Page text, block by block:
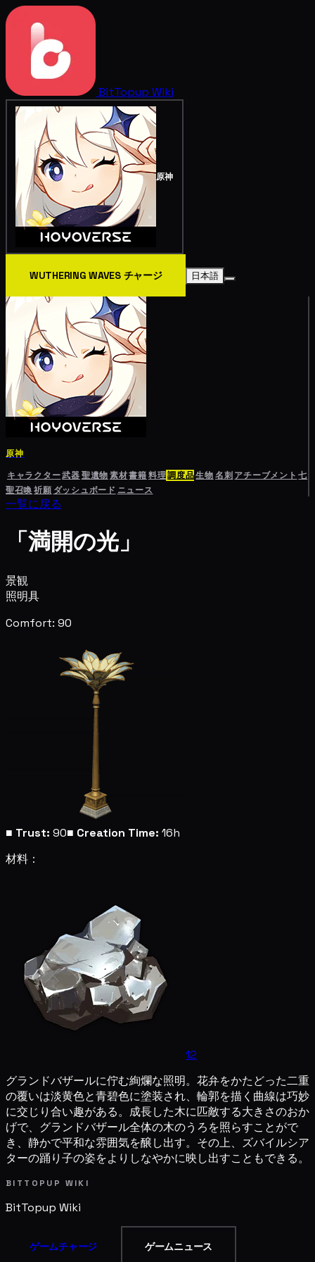
BitTopup Wiki
原神
WUTHERING WAVES チャージ 日本語
原神
キャラクター武器聖遺物素材書籍料理調度品生物名刺 アチーブメント 七
聖召喚祈願 ダッシュボード ニュース
一覧に戻る
「満開の光」
景観
照明具
Comfort: 90
■ Trust: 90■ Creation Time: 16h
材料：
12
グランドバザールに佇む絢爛な照明。花弁をかたどった二重
の覆いは淡黄色と青碧色に塗装され、輪郭を描く曲線は巧妙
に交じり合い趣がある。成長した木に匹敵する大きさのおか
げで、グランドバザール全体の木のうろを照らすことがで
き、静かで平和な雰囲気を醸し出す。その上、ズバイルシア
ターの踊り子の姿をよりしなやかに映し出すこともできる。
BITTOPUP WIKI
BitTopup Wiki
ゲームチャージ ゲームニュース